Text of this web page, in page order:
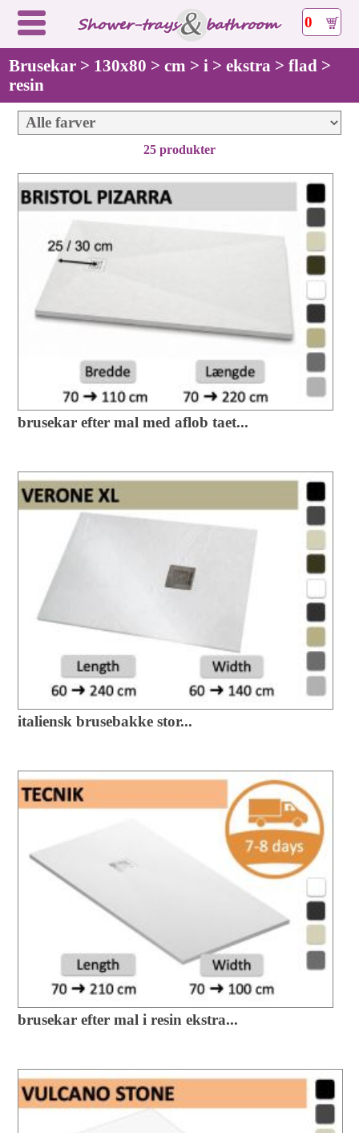
0
Brusekar > 130x80 > cm > i > ekstra > flad >
resin
25 produkter
brusekar efter mal med aflob taet...
italiensk brusebakke stor...
brusekar efter mal i resin ekstra...